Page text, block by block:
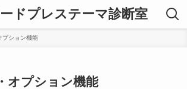
ドプレステーマ診断室
プション機能
オプション機能